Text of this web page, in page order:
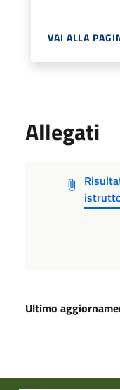
VAI ALLA
Allegati
Ultimo